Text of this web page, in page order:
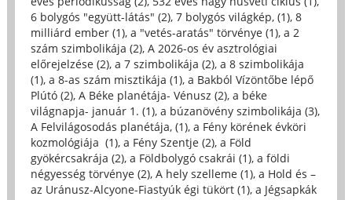
6 bolygós "együtt-látás" (2), 7 bolygós világkép, (1), 8
milliárd ember (1), a "vetés-aratás" törvénye (1), a 2
szám szimbolikája (2), A 2026-os év asztrológiai
előrejelzése (2), a 7 szimbolikája (2), a 8 szimbolikája
(1), a 8-as szám misztikája (1), a Bakból Vízöntőbe lépő
Plútó (2), A Béke planétája- Vénusz (2), a béke
világnapja- január 1. (1), a búzanövény szimbolikája (3),
A Felvilágosodás planétája, (1), a Fény körének évköri
kozmológiája (1), a Fény Szentje (2), a Föld
gyökércsakrája (2), a Földbolygó csakrái (1), a földi
négyesség törvénye (2), A hely szelleme (1), a Hold és –
az Uránusz-Alcyone-Fiastyúk égi tükört (1), a Jégsapkák